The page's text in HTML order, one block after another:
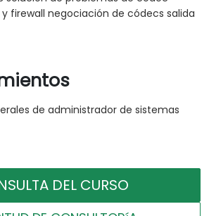
y firewall negociación de códecs salida
de administrador de sistemas
DEL CURSO